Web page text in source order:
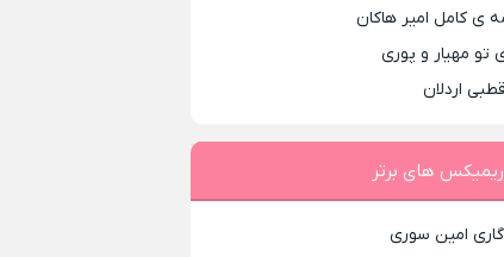
ی کامل امیر هاکان
تو مهیار و پوری
اردلان
ریمیکس های برتر
امین سوری